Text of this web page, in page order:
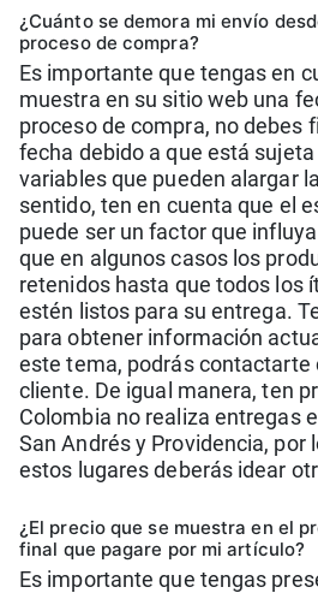
¿Cuánto se demora mi envío
proceso de compra?
Es importante que tengas en
muestra en su sitio web una
proceso de compra, no debes
fecha debido a que está
variables que pueden alargar
sentido, ten en cuenta que el
puede ser un factor que
que en algunos casos los
retenidos hasta que todos los
estén listos para su entrega.
para obtener información
este tema, podrás contactarte
cliente. De igual manera, ten
Colombia no realiza entregas
San Andrés y Providencia, por
estos lugares deberás idear
¿El precio que se muestra en el
final que pagare por mi artículo?
Es importante que tengas